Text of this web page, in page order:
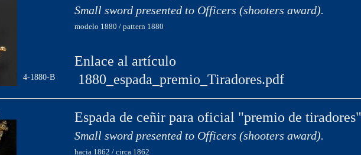
4-1880-B
Small sword presented to Officers (shooters award).
modelo 1880 / pattern 1880
Enlace al artículo
1880_espada_premio_Tiradores.pdf
Espada de ceñir para oficial "premio de tiradores"
Small sword presented to Officers (shooters award).
hacia 1862 / circa 1862